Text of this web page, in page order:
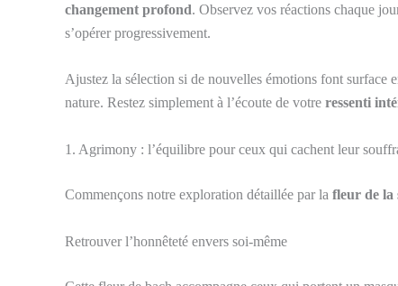
changement profond. Observez vos réactions chaque
s’opérer progressivement.
Ajustez la sélection si de nouvelles émotions font surface
nature. Restez simplement à l’écoute de votre ressenti
1. Agrimony : l’équilibre pour ceux qui cachent leur
Commençons notre exploration détaillée par la fleur de la
Retrouver l’honnêteté envers soi-même